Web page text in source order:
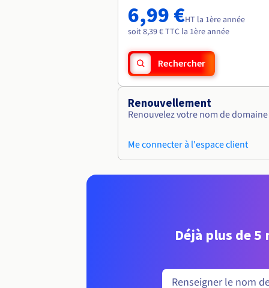
6,99 €HT la 1ère année
soit 8,39 € TTC la 1ère année
Rechercher
Renouvellement
Renouvelez votre nom de
Me connecter à l'espace client
Déjà plus de